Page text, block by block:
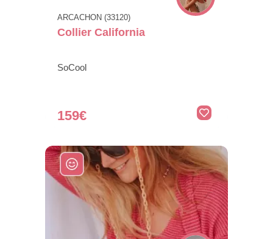
ARCACHON (33120)
Collier California
SoCool
159€